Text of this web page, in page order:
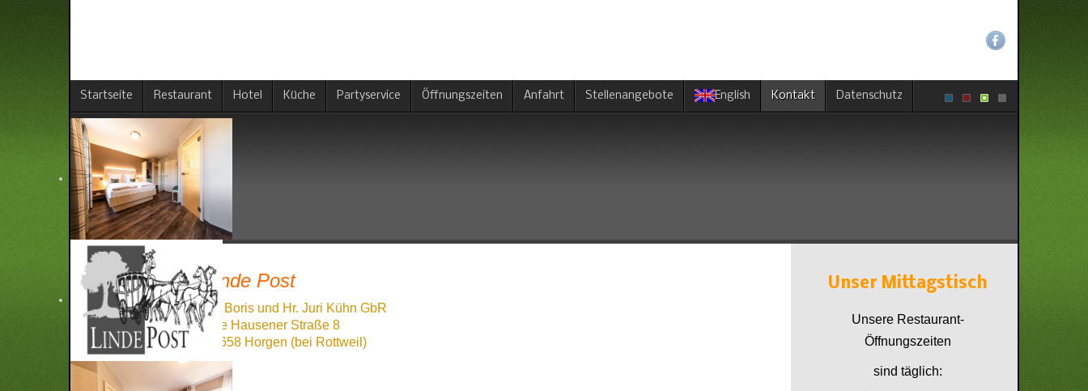
Startseite Restaurant Hotel Küche Partyservice Öffnungszeiten Anfahrt Stellenangebote English Kontakt Datenschutz
Anschrift: Linde Post
Hr. Boris und Hr. Juri Kühn GbR
Alte Hausener Straße 8
78658 Horgen (bei Rottweil)
Unser Mittagstisch
Unsere Restaurant-
Öffnungszeiten
sind täglich: